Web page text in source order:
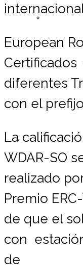
Lista de
Contáctemos
Donaciones
European
Certificados
diferentes
con el
La
WDAR-SO
realizado
Premio
de que el
con
de